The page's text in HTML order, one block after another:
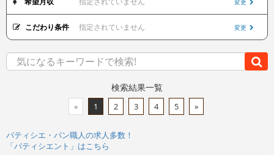
変更
こだわり条件 指定されていません 変更
検索結果一覧
« 1 2 3 4 5 »
パティシエ・パン職人の求人多数！
「パティシエント」はこちら